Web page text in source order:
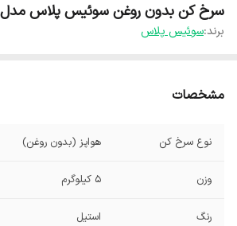
سرخ کن بدون روغن سوئیس پلاس مدل SAF-1880S
برند:سوئیس پلاس
مشخصات
نوع سرخ کن هواپز (بدون روغن)
وزن 5 کیلوگرم
رنگ استیل